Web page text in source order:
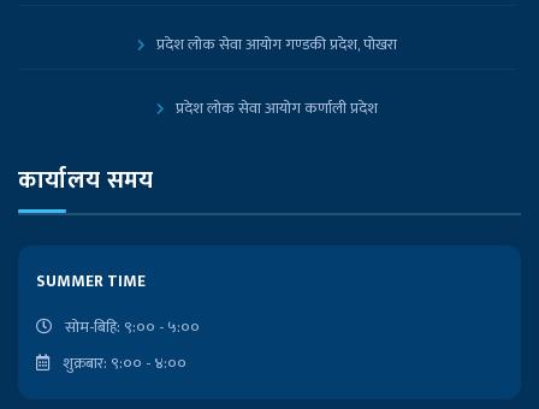
प्रदेश लोक सेवा आयोग गण्डकी प्रदेश, पोखरा
प्रदेश लोक सेवा आयोग कर्णाली प्रदेश
प्रदेश लोक सेवा आयोग, कोशी प्रदेश, विराटनगर
कार्यालय समय
SUMMER TIME
सोम-बिहि: ९:०० - ५:००
शुक्रबार: ९:०० - ४:००